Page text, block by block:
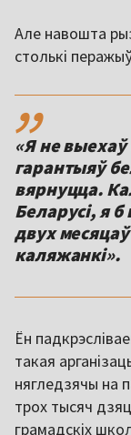
Але навошта
столькі
,,
«Я не выехаў
гарантыяў
вярнуцца.
Беларусі, я
двух
каляжанкі».
Ён
такая
нягледзячы на
трох тысяч
грамадскіх